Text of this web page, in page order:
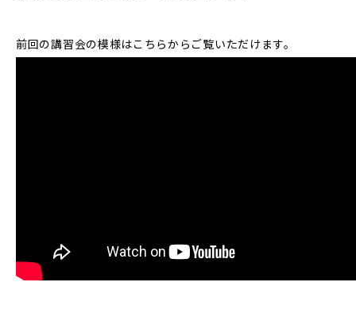
前回の講習会の模様はこちらからご覧いただけます。